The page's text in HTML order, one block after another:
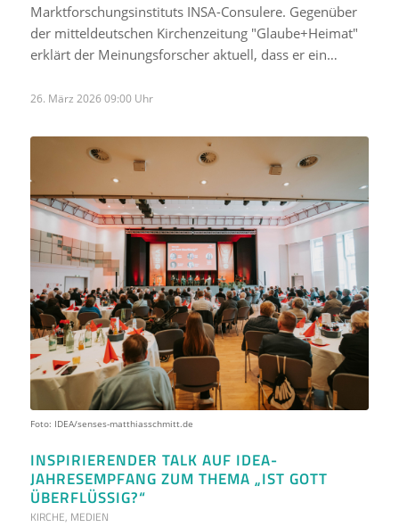
Marktforschungsinstituts INSA-Consulere. Gegenüber
der mitteldeutschen Kirchenzeitung "Glaube+Heimat"
erklärt der Meinungsforscher aktuell, dass er ein…
26. März 2026 09:00 Uhr
Foto: IDEA/senses-matthiasschmitt.de
INSPIRIERENDER TALK AUF IDEA-
JAHRESEMPFANG ZUM THEMA „IST GOTT
ÜBERFLÜSSIG?“
KIRCHE, MEDIEN